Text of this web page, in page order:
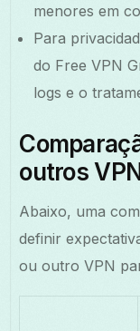
menores em
Para
do Free VPN
logs e o
outros
Abaixo, uma
definir
ou outro VPN